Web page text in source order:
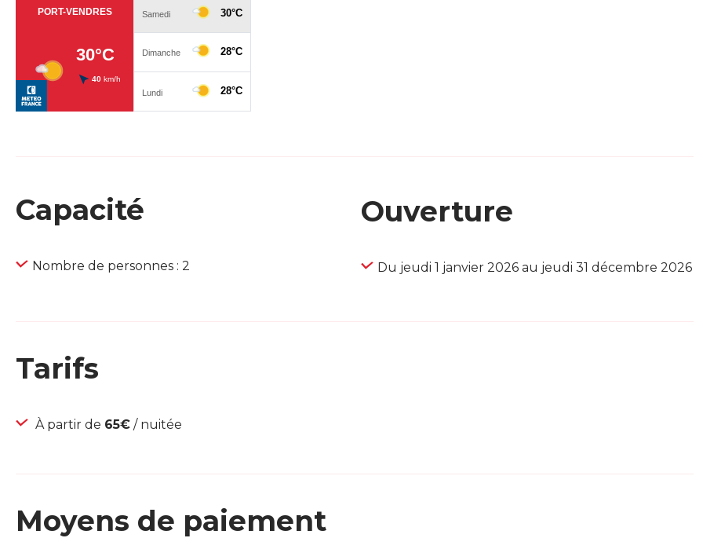
Capacité
Nombre de personnes : 2
Ouverture
Du jeudi 1 janvier 2026 au jeudi 31 décembre 2026
Tarifs
À partir de 65€ / nuitée
Moyens de paiement